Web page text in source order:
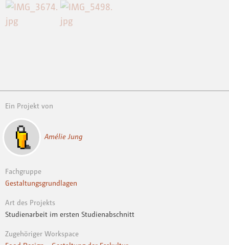
Ein Projekt von
Amélie Jung
Fachgruppe
Gestaltungsgrundlagen
Art des Projekts
Studienarbeit im ersten Studienabschnitt
Zugehöriger Workspace